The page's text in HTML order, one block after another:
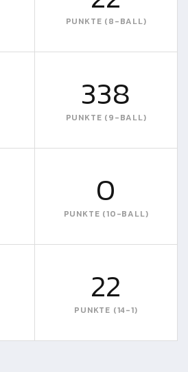
PUNKTE (8-BALL)
338
PUNKTE (9-BALL)
0
PUNKTE (10-BALL)
22
PUNKTE (14-1)